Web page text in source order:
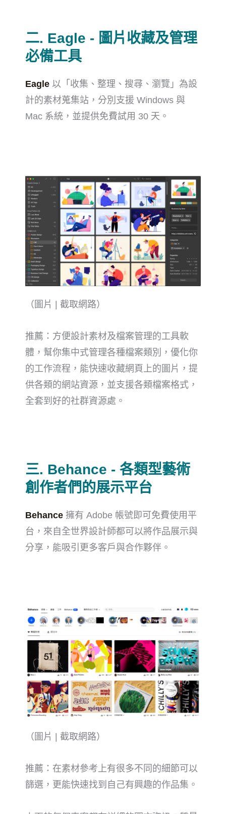
二. Eagle - 圖片收藏及管理
必備工具
Eagle 以「收集、整理、搜尋、瀏覽」為設
計的素材蒐集站，分別支援 Windows 與
Mac 系統，並提供免費試用 30 天。
（圖片 | 截取網路）
推薦：方便設計素材及檔案管理的工具軟
體，幫你集中式管理各種檔案類別，優化你
的工作流程，能快速收藏網頁上的圖片，提
供各類的網站資源，並支援各類檔案格式，
全套到好的社群資源處。
三. Behance - 各類型藝術
創作者們的展示平台
Behance 擁有 Adobe 帳號即可免費使用平
台，來自全世界設計師都可以將作品展示與
分享，能吸引更多客戶與合作夥伴。
（圖片 | 截取網路）
推薦：在素材參考上有很多不同的細節可以
篩選，更能快速找到自己有興趣的作品集。